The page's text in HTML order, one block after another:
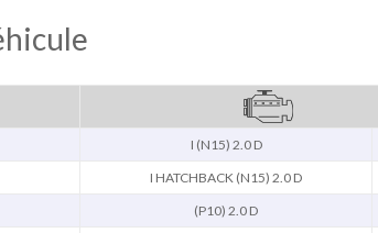
I (N15) 2.0 D
I HATCHBACK (N15) 2.0 D
(P10) 2.0 D